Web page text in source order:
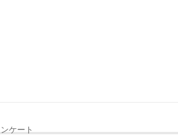
ケート